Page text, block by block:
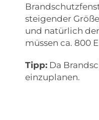
steigender
und natürlich
müssen ca. 800
Tipp: Da
einzuplanen.